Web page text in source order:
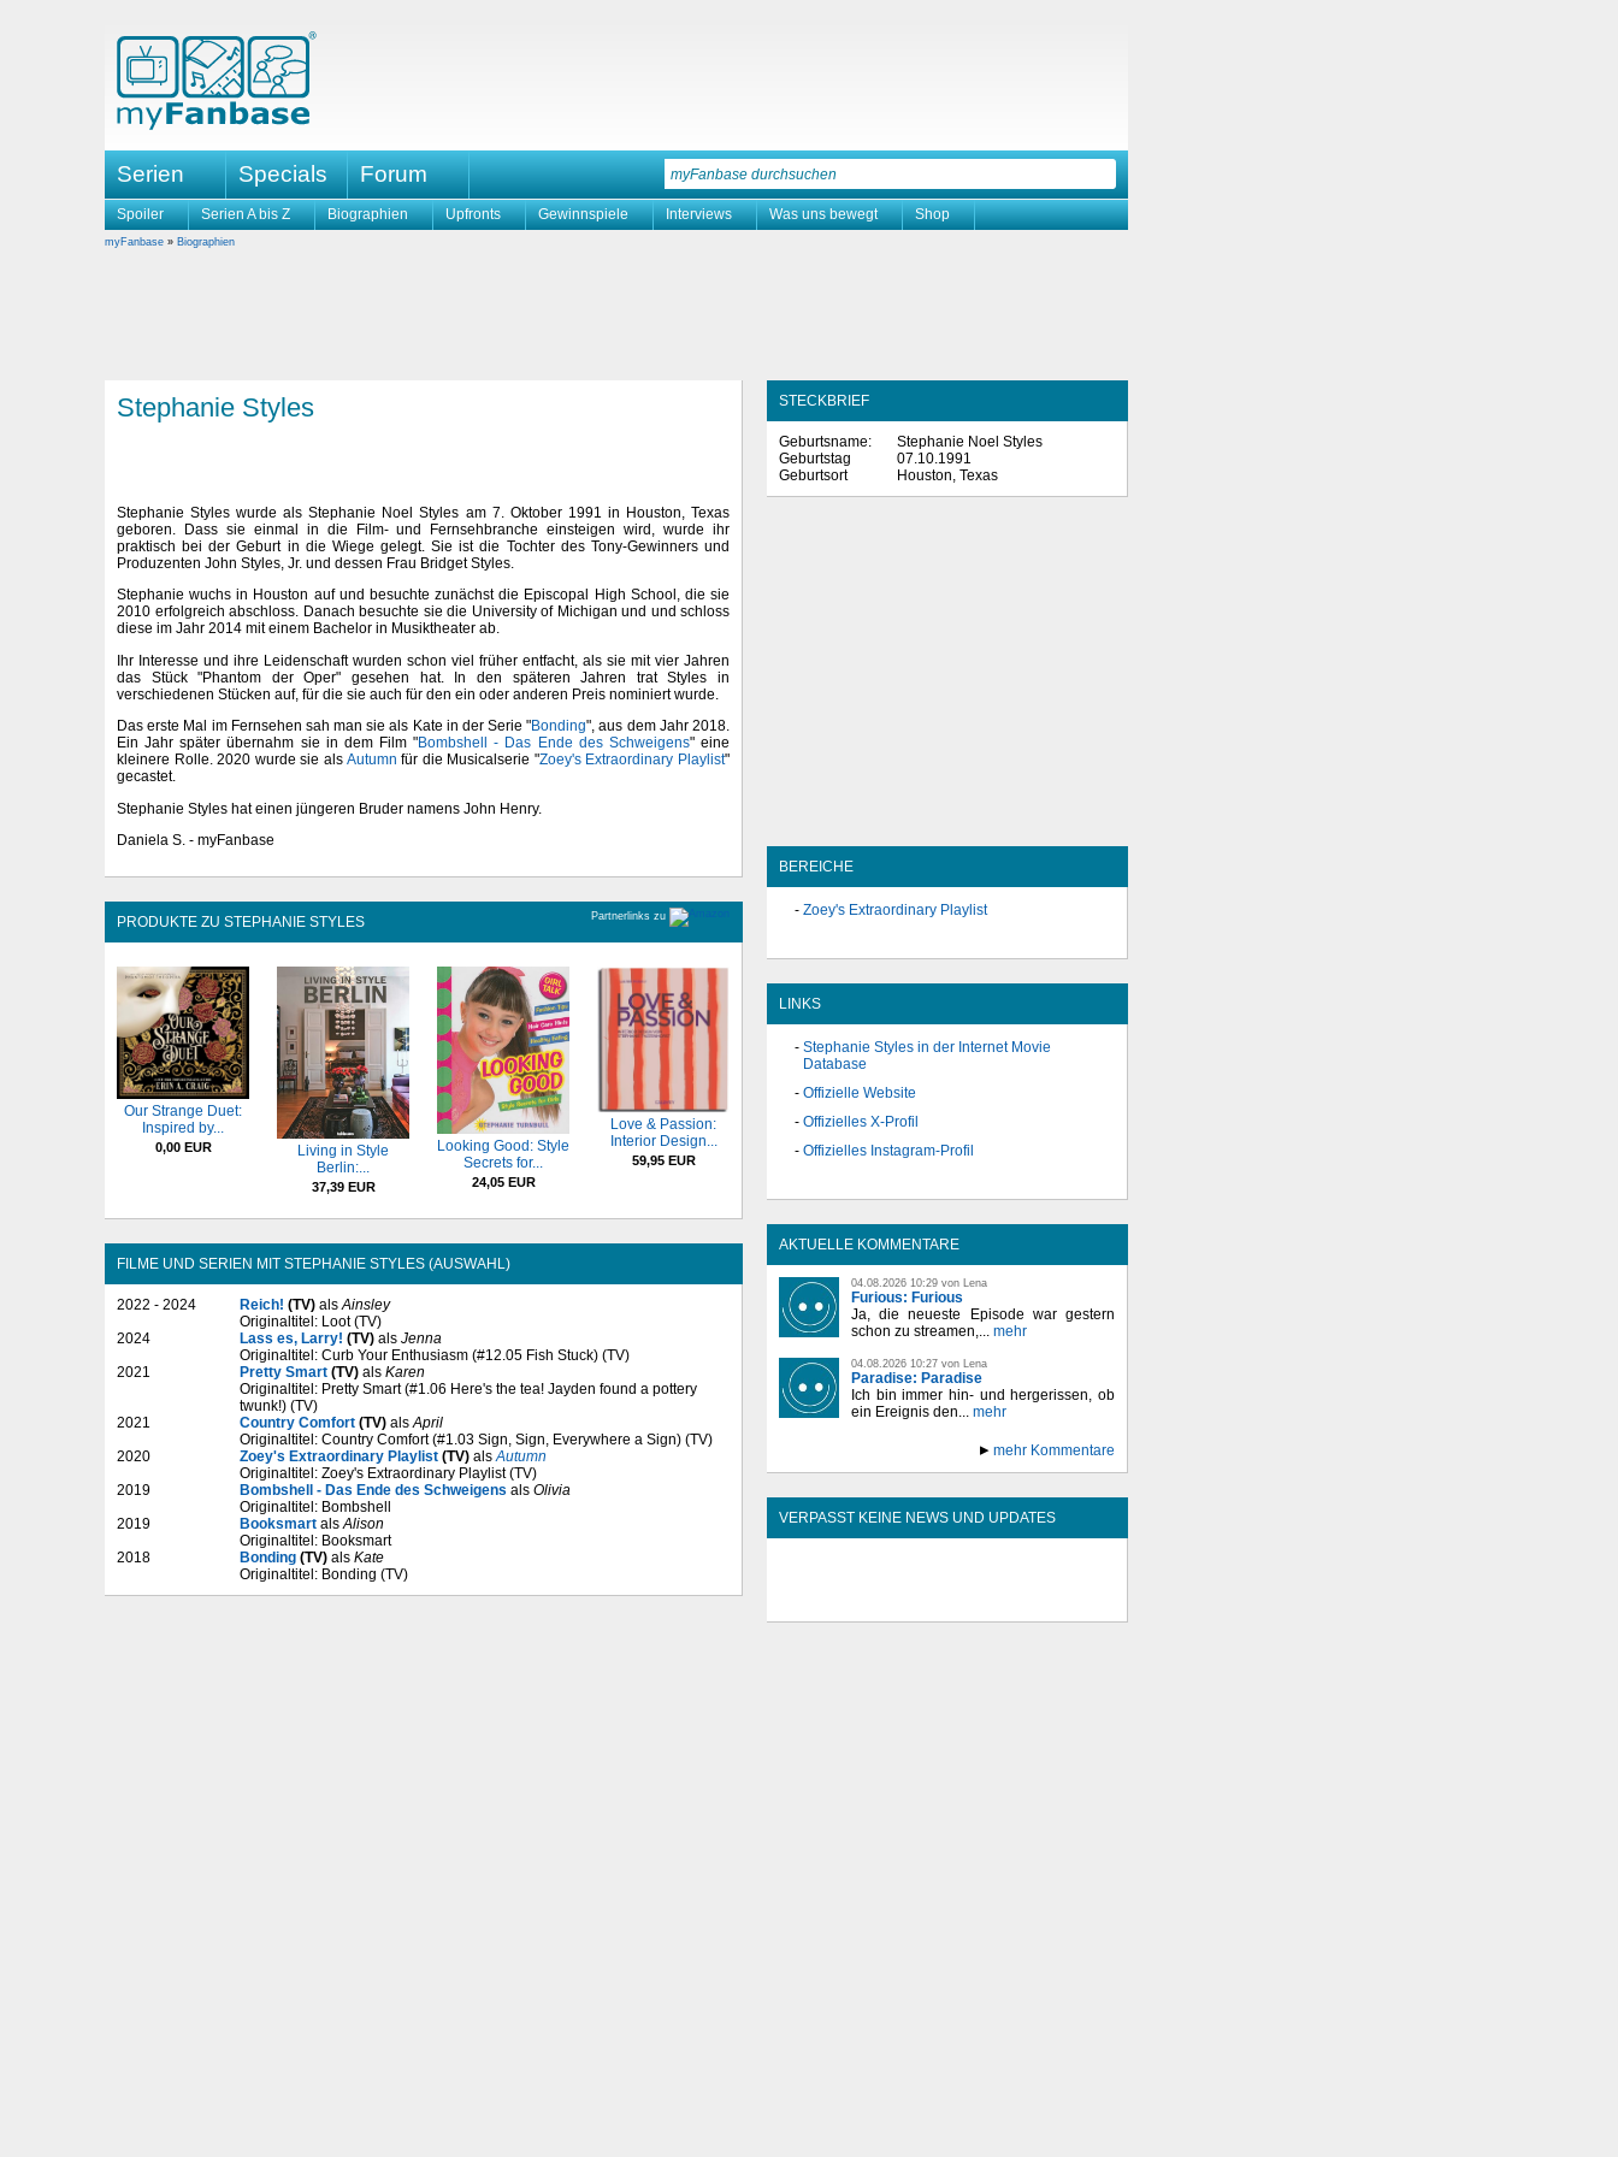
Serien Specials Forum
Spoiler Serien A bis Z Biographien Upfronts Gewinnspiele Interviews Was uns bewegt Shop
myFanbase » Biographien
Stephanie Styles
Stephanie Styles wurde als Stephanie Noel Styles am 7. Oktober 1991 in Houston, Texas
geboren. Dass sie einmal in die Film- und Fernsehbranche einsteigen wird, wurde ihr
praktisch bei der Geburt in die Wiege gelegt. Sie ist die Tochter des Tony-Gewinners und
Produzenten John Styles, Jr. und dessen Frau Bridget Styles.
Stephanie wuchs in Houston auf und besuchte zunächst die Episcopal High School, die sie
2010 erfolgreich abschloss. Danach besuchte sie die University of Michigan und und schloss
diese im Jahr 2014 mit einem Bachelor in Musiktheater ab.
Ihr Interesse und ihre Leidenschaft wurden schon viel früher entfacht, als sie mit vier Jahren
das Stück "Phantom der Oper" gesehen hat. In den späteren Jahren trat Styles in
verschiedenen Stücken auf, für die sie auch für den ein oder anderen Preis nominiert wurde.
Das erste Mal im Fernsehen sah man sie als Kate in der Serie "Bonding", aus dem Jahr 2018.
Ein Jahr später übernahm sie in dem Film "Bombshell - Das Ende des Schweigens" eine
kleinere Rolle. 2020 wurde sie als Autumn für die Musicalserie "Zoey's Extraordinary Playlist"
gecastet.
Stephanie Styles hat einen jüngeren Bruder namens John Henry.
Daniela S. - myFanbase
Partnerlinks zu
PRODUKTE ZU STEPHANIE STYLES
Our Strange Duet:
Inspired by...
0,00 EUR
Living in Style
Berlin:...
37,39 EUR
Looking Good: Style
Secrets for...
24,05 EUR
Love & Passion:
Interior Design...
59,95 EUR
FILME UND SERIEN MIT STEPHANIE STYLES (AUSWAHL)
2022 - 2024 Reich! (TV) alsAinsley
Originaltitel: Loot (TV)
2024
Lass es, Larry! (TV) als Jenna
Originaltitel: Curb Your Enthusiasm (#12.05 Fish Stuck) (TV)
2021
Pretty Smart (TV) als Karen
Originaltitel: Pretty Smart (#1.06 Here's the tea! Jayden found a pottery
twunk!) (TV)
2021
Country Comfort (TV) alsApril
Originaltitel: Country Comfort (#1.03 Sign, Sign, Everywhere a Sign) (TV)
2020
Zoey's Extraordinary Playlist (TV) alsAutumn
Originaltitel: Zoey's Extraordinary Playlist (TV)
2019
Bombshell - Das Ende des Schweigens als Olivia
Originaltitel: Bombshell
2019
Booksmart alsAlison
Originaltitel: Booksmart
2018
Bonding (TV) als Kate
Originaltitel: Bonding (TV)
STECKBRIEF
Geburtsname:
Stephanie Noel Styles
Geburtstag
07.10.1991
Geburtsort
Houston, Texas
BEREICHE
Zoey's Extraordinary Playlist
LINKS
Stephanie Styles in der Internet Movie
Database
Offizielle Website
Offizielles X-Profil
Offizielles Instagram-Profil
AKTUELLE KOMMENTARE
04.08.2026 10:29 von Lena
Furious: Furious
Ja, die neueste Episode war gestern
schon zu streamen,... mehr
04.08.2026 10:27 von Lena
Paradise: Paradise
Ich bin immer hin- und hergerissen, ob
ein Ereignis den... mehr
mehr Kommentare
VERPASST KEINE NEWS UND UPDATES